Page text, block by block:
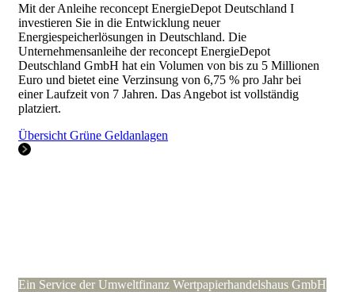
Mit der Anleihe reconcept EnergieDepot Deutschland I
investieren Sie in die Entwicklung neuer
Energiespeicherlösungen in Deutschland. Die
Unternehmensanleihe der reconcept EnergieDepot
Deutschland GmbH hat ein Volumen von bis zu 5 Millionen
Euro und bietet eine Verzinsung von 6,75 % pro Jahr bei
einer Laufzeit von 7 Jahren. Das Angebot ist vollständig
platziert.
Übersicht Grüne Geldanlagen
Ein Service der Umweltfinanz Wertpapierhandelshaus GmbH